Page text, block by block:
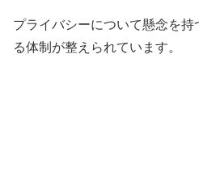
プライバシーについて懸念を持
る体制が整えられています。